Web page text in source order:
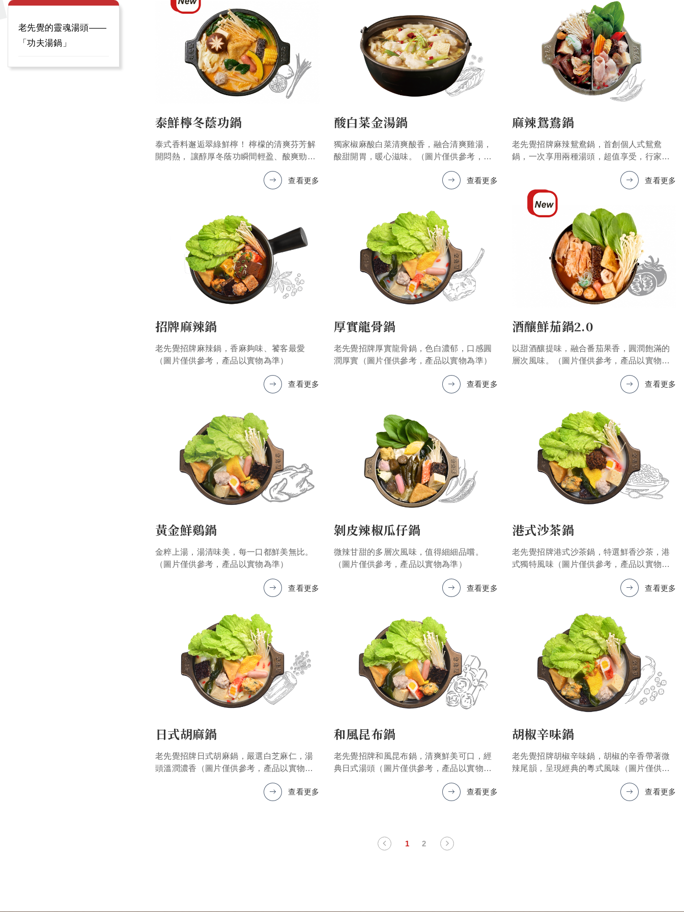
老先覺的靈魂湯頭——
「功夫湯鍋」
泰鮮檸冬蔭功鍋
泰式香料邂逅翠綠鮮檸！ 檸檬的清爽芬芳解
開悶熱， 讓醇厚冬蔭功瞬間輕盈、酸爽勁透
查看更多
酸白菜金湯鍋
獨家椒麻酸白菜清爽酸香，融合清爽雞湯，
酸甜開胃，暖心滋味。（圖片僅供參考，產
查看更多
麻辣鴛鴦鍋
老先覺招牌麻辣鴛鴦鍋，首創個人式鴛鴦
鍋，一次享用兩種湯頭，超值享受，行家首
選（圖片僅供參考，產品以實物為準）
查看更多
招牌麻辣鍋
老先覺招牌麻辣鍋，香麻夠味、饕客最愛
（圖片僅供參考，產品以實物為準）
查看更多
厚實龍骨鍋
老先覺招牌厚實龍骨鍋，色白濃郁，口感圓
潤厚實（圖片僅供參考，產品以實物為準）
查看更多
酒釀鮮茄鍋2.0
以甜酒釀提味，融合番茄果香，圓潤飽滿的
層次風味。（圖片僅供參考，產品以實物為
查看更多
黃金鮮鷄鍋
金粹上湯，湯清味美，每一口都鮮美無比。
（圖片僅供參考，產品以實物為準）
查看更多
剝皮辣椒瓜仔鍋
微辣甘甜的多層次風味，值得細細品嚐。
（圖片僅供參考，產品以實物為準）
查看更多
港式沙茶鍋
老先覺招牌港式沙茶鍋，特選鮮香沙茶，港
式獨特風味（圖片僅供參考，產品以實物為
查看更多
日式胡麻鍋
老先覺招牌日式胡麻鍋，嚴選白芝麻仁，湯
頭溫潤濃香（圖片僅供參考，產品以實物為
查看更多
和風昆布鍋
老先覺招牌和風昆布鍋，清爽鮮美可口，經
典日式湯頭（圖片僅供參考，產品以實物為
查看更多
胡椒辛味鍋
老先覺招牌胡椒辛味鍋，胡椒的辛香帶著微
辣尾韻，呈現經典的粵式風味（圖片僅供參
查看更多
1 2